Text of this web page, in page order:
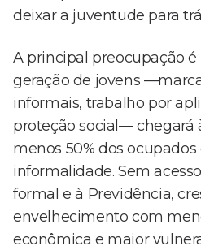
deixar a juventude para
A principal preocupação
geração de jovens
informais, trabalho por
proteção social— chegará
menos 50% dos ocupados
informalidade. Sem
formal e à Previdência,
envelhecimento com
econômica e maior